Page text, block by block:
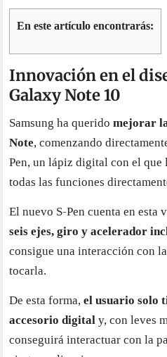
En este artículo encontrarás:
Innovación en el
Galaxy Note 10
Samsung ha queridomejorar
Note, comenzando
Pen, un lápiz digital con el que
todas las funciones
El nuevo S-Pen cuenta en esta
seis ejes, giro y acelerador
consigue una interacción con
tocarla.
De esta forma,el usuario solo
accesorio digital y, con leves
conseguirá interactuar con la